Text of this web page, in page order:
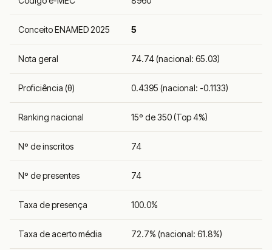
Conceito ENAMED 2025 5
Nota geral 74.74 (nacional: 65.03)
Proficiência (θ) 0.4395 (nacional: -0.1133)
Ranking nacional 15º de 350 (Top 4%)
Nº de inscritos 74
Nº de presentes 74
Taxa de presença 100.0%
Taxa de acerto média 72.7% (nacional: 61.8%)